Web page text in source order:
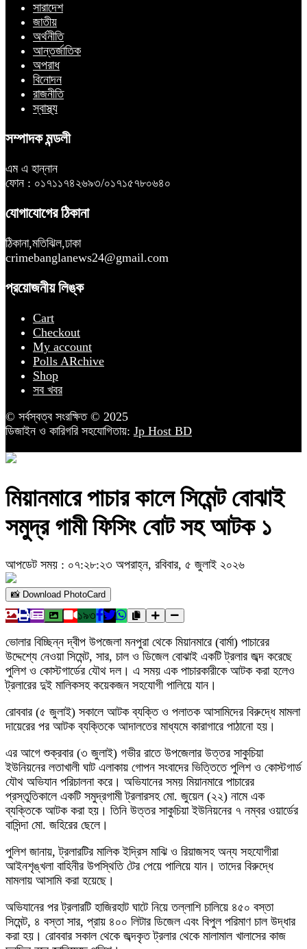
সারাদেশ
জাতীয়
অর্থনীতি
আন্তর্জাতিক
অপরাধ
বিনোদন
রাজনীতি
স্বাস্থ্য
সম্পাদক মন্ডলী
এম এ হান্নান
ফোন : ০১৭১১৭৪২৬৯৩/০১৭১৫৭৮০৬৪০
যোগাযোগের ঠিকানা
ঠিকানা,মতিঝিল,ঢাকা
crimebanglanews24@gmail.com
প্রয়োজনীয় লিঙ্ক
Cart
Checkout
My account
Polls ARchive
Shop
সব খবর
© সর্বস্বত্ব সংরক্ষিত © 2025
ডিজাইন ও কারিগরি সহযোগিতায়: Jp Host BD
মিয়ানমারে পাচার কালে সিমেন্ট বোঝাই
সমুদ্র গামী ফিসিং বোট সহ আটক ১
আপডেট সময় : ০৭:২৮:২৩ অপরাহ্ন, রবিবার, ৫ জুলাই ২০২৬
📸 Download PhotoCard
১৯৩
ভোলার বিচ্ছিন্ন দ্বীপ উপজেলা মনপুরা থেকে মিয়ানমারে (বার্মা) পাচারের
উদ্দেশ্যে নেওয়া সিমেন্ট, সার, চাল ও ডিজেল বোঝাই একটি ট্রলার জব্দ করেছে
পুলিশ ও কোস্টগার্ডের যৌথ দল। এ সময় এক পাচারকারীকে আটক করা হলেও
ট্রলারের দুই মালিকসহ কয়েকজন সহযোগী পালিয়ে যান।
রোববার (৫ জুলাই) সকালে আটক ব্যক্তি ও পলাতক আসামিদের বিরুদ্ধে মামলা
দায়েরের পর আটক ব্যক্তিকে আদালতের মাধ্যমে কারাগারে পাঠানো হয়।
এর আগে শুক্রবার (৩ জুলাই) গভীর রাতে উপজেলার উত্তর সাকুচিয়া
ইউনিয়নের লতাখালী ঘাট এলাকায় গোপন সংবাদের ভিত্তিতে পুলিশ ও কোস্টগার্ড
যৌথ অভিযান পরিচালনা করে। অভিযানের সময় মিয়ানমারে পাচারের
প্রস্তুতিকালে একটি সমুদ্রগামী ট্রলারসহ মো. জুয়েল (২২) নামে এক
ব্যক্তিকে আটক করা হয়। তিনি উত্তর সাকুচিয়া ইউনিয়নের ৭ নম্বর ওয়ার্ডের
বাসিন্দা মো. জহিরের ছেলে।
পুলিশ জানায়, ট্রলারটির মালিক ইদ্রিস মাঝি ও রিয়াজসহ অন্য সহযোগীরা
আইনশৃঙ্খলা বাহিনীর উপস্থিতি টের পেয়ে পালিয়ে যান। তাদের বিরুদ্ধে
মামলায় আসামি করা হয়েছে।
অভিযানের পর ট্রলারটি হাজিরহাট ঘাটে নিয়ে তল্লাশি চালিয়ে ৪৫০ বস্তা
সিমেন্ট, ৪ বস্তা সার, প্রায় ৪০০ লিটার ডিজেল এবং বিপুল পরিমাণ চাল উদ্ধার
করা হয়। রোববার সকাল থেকে জব্দকৃত ট্রলার থেকে মালামাল খালাসের কাজ